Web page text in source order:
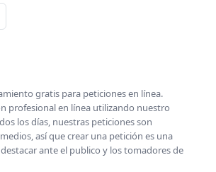
gratis para peticiones en línea.
profesional en línea utilizando nuestro
los días, nuestras peticiones son
así que crear una petición es una
ante el publico y los tomadores de